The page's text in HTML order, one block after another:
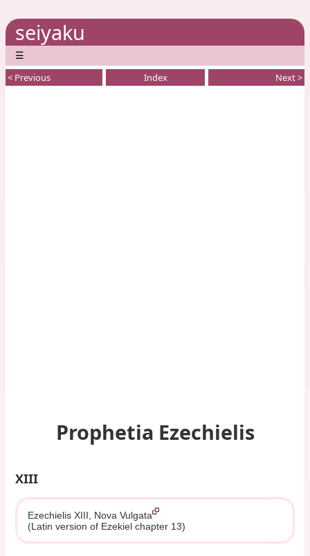
seiyaku
☰
< Previous Index Next >
Prophetia Ezechielis
XIII
Ezechielis XIII, Nova Vulgata
(Latin version of Ezekiel chapter 13)